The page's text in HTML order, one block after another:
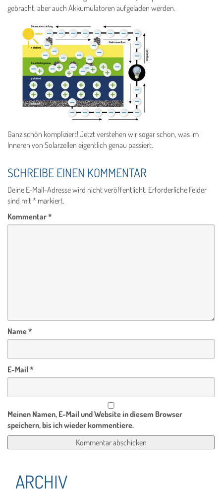
gebracht, aber auch Akkumulatoren aufgeladen werden.
Ganz schön kompliziert! Jetzt verstehen wir sogar schon, was im
Inneren von Solarzellen eigentlich genau passiert.
SCHREIBE EINEN KOMMENTAR
Deine E-Mail-Adresse wird nicht veröffentlicht. Erforderliche Felder
sind mit* markiert.
Kommentar*
Name*
E-Mail *
Meinen Namen, E-Mail und Website in diesem Browser
speichern, bis ich wieder kommentiere.
ARCHIV